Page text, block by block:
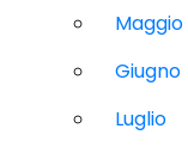
Maggio
Giugno
Luglio